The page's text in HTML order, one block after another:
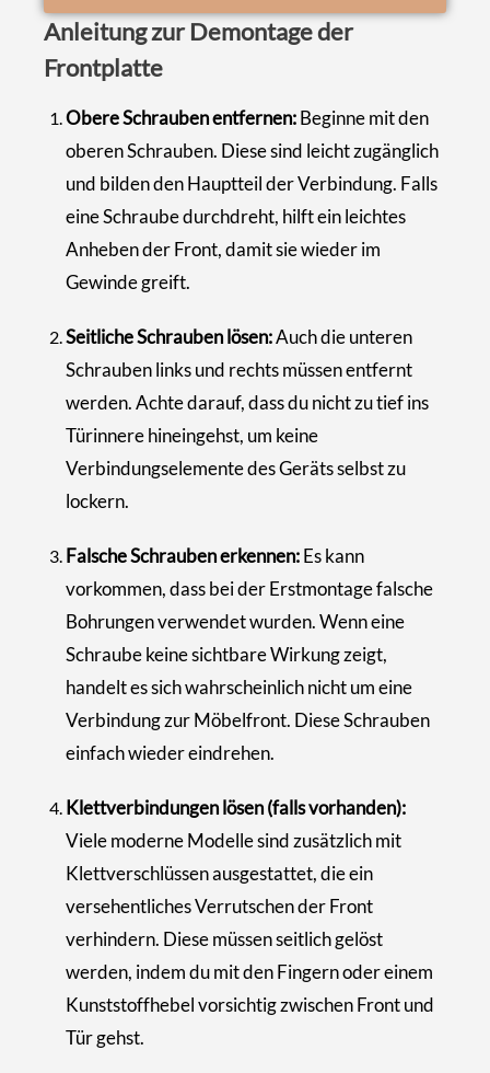
Anleitung zur Demontage der
Frontplatte
Obere Schrauben entfernen:Beginne mit den
oberen Schrauben. Diese sind leicht zugänglich
und bilden den Hauptteil der Verbindung. Falls
eine Schraube durchdreht, hilft ein leichtes
Anheben der Front, damit sie wieder im
Gewinde greift.
Seitliche Schrauben lösen:Auch die unteren
Schrauben links und rechts müssen entfernt
werden. Achte darauf, dass du nicht zu tief ins
Türinnere hineingehst, um keine
Verbindungselemente des Geräts selbst zu
lockern.
Falsche Schrauben erkennen:Es kann
vorkommen, dass bei der Erstmontage falsche
Bohrungen verwendet wurden. Wenn eine
Schraube keine sichtbare Wirkung zeigt,
handelt es sich wahrscheinlich nicht um eine
Verbindung zur Möbelfront. Diese Schrauben
einfach wieder eindrehen.
Klettverbindungen lösen (falls vorhanden):
Viele moderne Modelle sind zusätzlich mit
Klettverschlüssen ausgestattet, die ein
versehentliches Verrutschen der Front
verhindern. Diese müssen seitlich gelöst
werden, indem du mit den Fingern oder einem
Kunststoffhebel vorsichtig zwischen Front und
Tür gehst.